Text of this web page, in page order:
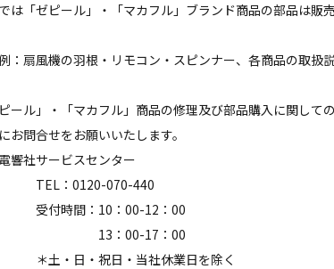
は「ゼピール」・「マカフル」ブランド商品の部品は販
：扇風機の羽根・リモコン・スピンナー、各商品の取扱
ピール」・「マカフル」商品の修理及び部品購入に関して
お問合せをお願いいたします。
社サービスセンター
：0120-070-440
時間：10：00-12：00
：00-17：00
・日・祝日・当社休業日を除く